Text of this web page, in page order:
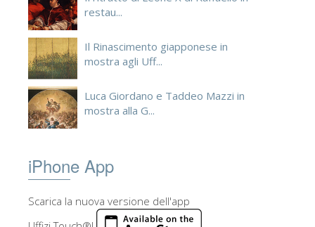
restau...
Il Rinascimento giapponese in
mostra agli Uff...
Luca Giordano e Taddeo Mazzi in
mostra alla G...
iPhone App
Scarica la nuova versione dell'app